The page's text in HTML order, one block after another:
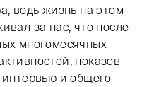
ведь жизнь на этом
за нас, что после
многомесячных
показов
и общего